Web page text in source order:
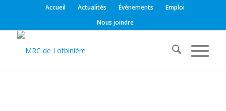
Accueil Actualités Évènements
Emploi
Nous joindre